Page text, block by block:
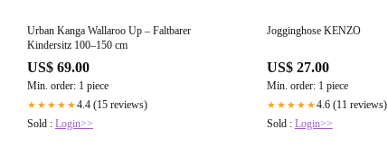
Urban Kanga Wallaroo Up – Faltbarer
Kindersitz 100–150 cm
US$ 69.00
Min. order: 1 piece
★★★★★4.4 (15 reviews)
Sold : Login>>
Jogginghose KENZO
US$ 27.00
Min. order: 1 piece
★★★★★4.6 (11 reviews)
Sold : Login>>